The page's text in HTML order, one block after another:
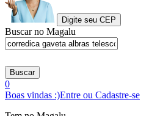
Digite seu CEP
Buscar no Magalu
Buscar
0
Boas vindas :)Entre ou Cadastre-se